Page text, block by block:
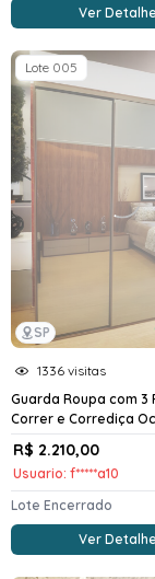
Ver
SP
Lote 005
1336 visitas
Guarda Roupa com 3
Correr e Corrediça
R$ 2.210,00
Usuario: f*****a10
Lote Encerrado
Ver